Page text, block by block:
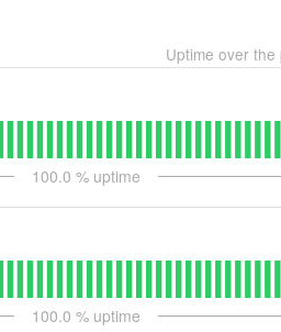
Uptime over the
100.0 % uptime
100.0 % uptime